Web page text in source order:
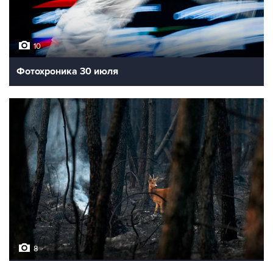
10
Фотохроника 30 июля
8